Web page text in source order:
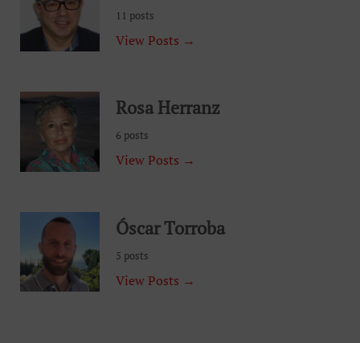
11 posts
View Posts →
Rosa Herranz
6 posts
View Posts →
Óscar Torroba
5 posts
View Posts →